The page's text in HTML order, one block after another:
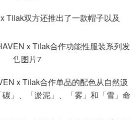
Tilak双方还推出了一款帽子以及
x Tilak合作单品的配色从自然汲
」、「淤泥」、「雾」和「雪」命